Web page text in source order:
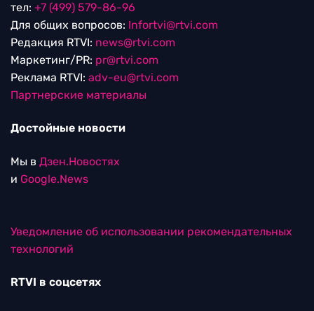
тел: +7 (499) 579-86-96
Для общих вопросов: Infortvi@rtvi.com
Редакция RTVI: news@rtvi.com
Маркетинг/PR: pr@rtvi.com
Реклама RTVI: adv-eu@rtvi.com
Партнерские материалы
Достойные новости
Мы в Дзен.Новостях
и Google.News
Уведомление об использовании рекомендательных
технологий
RTVI в соцсетях